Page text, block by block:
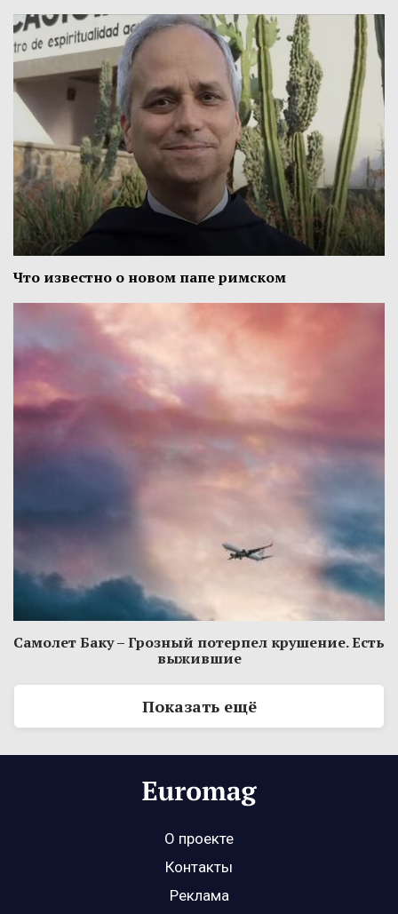
Что известно о новом папе римском
Самолет Баку – Грозный потерпел крушение. Есть
выжившие
Показать ещё
О проекте
Контакты
Реклама